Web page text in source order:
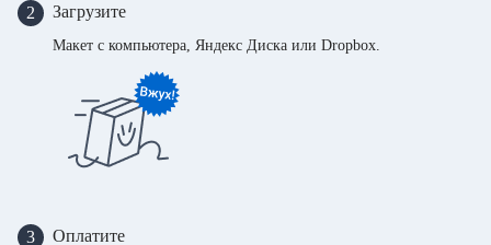
2 Загрузите
Макет с компьютера, Яндекс Диска или Dropbox.
3 Оплатите